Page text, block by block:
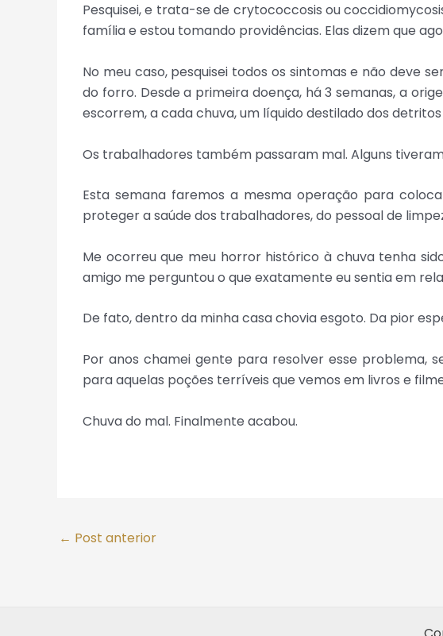
Pesquisei, e trata-se de crytococcosis ou
família e estou tomando providências. Elas dizem que
No meu caso, pesquisei todos os sintomas e não deve
do forro. Desde a primeira doença, há 3 semanas, a
escorrem, a cada chuva, um líquido destilado dos
Os trabalhadores também passaram mal. Alguns
Esta semana faremos a mesma operação para
proteger a saúde dos trabalhadores, do pessoal de
Me ocorreu que meu horror histórico à chuva tenha
amigo me perguntou o que exatamente eu sentia em
De fato, dentro da minha casa chovia esgoto. Da pior
Por anos chamei gente para resolver esse problema,
para aquelas poções terríveis que vemos em livros e
Chuva do mal. Finalmente acabou.
← Post anterior